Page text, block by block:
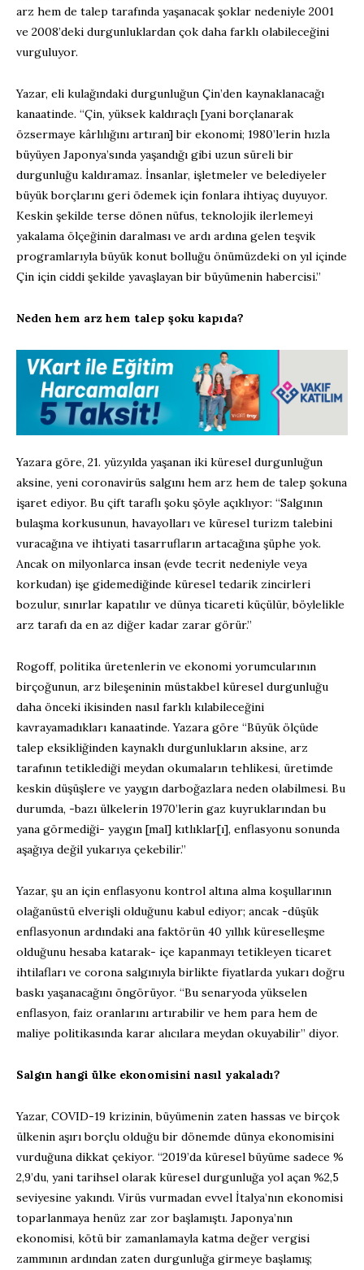
arz hem de talep tarafında yaşanacak şoklar nedeniyle 2001
ve 2008’deki durgunluklardan çok daha farklı olabileceğini
vurguluyor.
Yazar, eli kulağındaki durgunluğun Çin’den kaynaklanacağı
kanaatinde. “Çin, yüksek kaldıraçlı [yani borçlanarak
özsermaye kârlılığını artıran] bir ekonomi; 1980’lerin hızla
büyüyen Japonya’sında yaşandığı gibi uzun süreli bir
durgunluğu kaldıramaz. İnsanlar, işletmeler ve belediyeler
büyük borçlarını geri ödemek için fonlara ihtiyaç duyuyor.
Keskin şekilde terse dönen nüfus, teknolojik ilerlemeyi
yakalama ölçeğinin daralması ve ardı ardına gelen teşvik
programlarıyla büyük konut bolluğu önümüzdeki on yıl içinde
Çin için ciddi şekilde yavaşlayan bir büyümenin habercisi.”
Neden hem arz hem talep şoku kapıda?
Yazara göre, 21. yüzyılda yaşanan iki küresel durgunluğun
aksine, yeni coronavirüs salgını hem arz hem de talep şokuna
işaret ediyor. Bu çift taraflı şoku şöyle açıklıyor: “Salgının
bulaşma korkusunun, havayolları ve küresel turizm talebini
vuracağına ve ihtiyati tasarrufların artacağına şüphe yok.
Ancak on milyonlarca insan (evde tecrit nedeniyle veya
korkudan) işe gidemediğinde küresel tedarik zincirleri
bozulur, sınırlar kapatılır ve dünya ticareti küçülür, böylelikle
arz tarafı da en az diğer kadar zarar görür.”
Rogoff, politika üretenlerin ve ekonomi yorumcularının
birçoğunun, arz bileşeninin müstakbel küresel durgunluğu
daha önceki ikisinden nasıl farklı kılabileceğini
kavrayamadıkları kanaatinde. Yazara göre “Büyük ölçüde
talep eksikliğinden kaynaklı durgunlukların aksine, arz
tarafının tetiklediği meydan okumaların tehlikesi, üretimde
keskin düşüşlere ve yaygın darboğazlara neden olabilmesi. Bu
durumda, -bazı ülkelerin 1970’lerin gaz kuyruklarından bu
yana görmediği- yaygın [mal] kıtlıklar[ı], enflasyonu sonunda
aşağıya değil yukarıya çekebilir.”
Yazar, şu an için enflasyonu kontrol altına alma koşullarının
olağanüstü elverişli olduğunu kabul ediyor; ancak -düşük
enflasyonun ardındaki ana faktörün 40 yıllık küreselleşme
olduğunu hesaba katarak- içe kapanmayı tetikleyen ticaret
ihtilafları ve corona salgınıyla birlikte fiyatlarda yukarı doğru
baskı yaşanacağını öngörüyor. “Bu senaryoda yükselen
enflasyon, faiz oranlarını artırabilir ve hem para hem de
maliye politikasında karar alıcılara meydan okuyabilir” diyor.
Salgın hangi ülke ekonomisini nasıl yakaladı?
Yazar, COVID-19 krizinin, büyümenin zaten hassas ve birçok
ülkenin aşırı borçlu olduğu bir dönemde dünya ekonomisini
vurduğuna dikkat çekiyor. “2019’da küresel büyüme sadece %
2,9’du, yani tarihsel olarak küresel durgunluğa yol açan %2,5
seviyesine yakındı. Virüs vurmadan evvel İtalya’nın ekonomisi
toparlanmaya henüz zar zor başlamıştı. Japonya’nın
ekonomisi, kötü bir zamanlamayla katma değer vergisi
zammının ardından zaten durgunluğa girmeye başlamış;